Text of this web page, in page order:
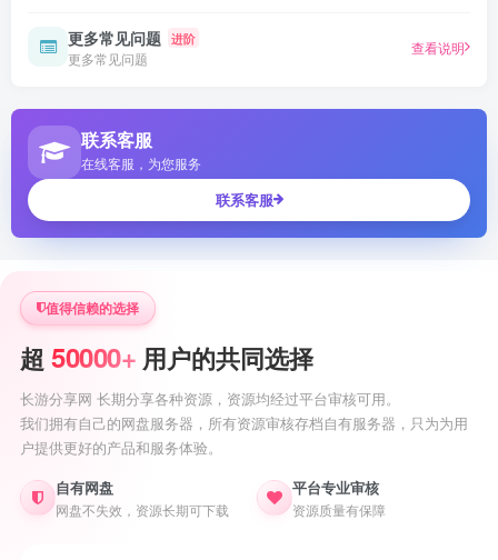
更多常见问题 进阶
更多常见问题
查看说明
联系客服
在线客服，为您服务
联系客服
值得信赖的选择
超 50000+ 用户的共同选择
长游分享网 长期分享各种资源，资源均经过平台审核可用。
我们拥有自己的网盘服务器，所有资源审核存档自有服务器，只为为用
户提供更好的产品和服务体验。
自有网盘
网盘不失效，资源长期可下载
平台专业审核
资源质量有保障